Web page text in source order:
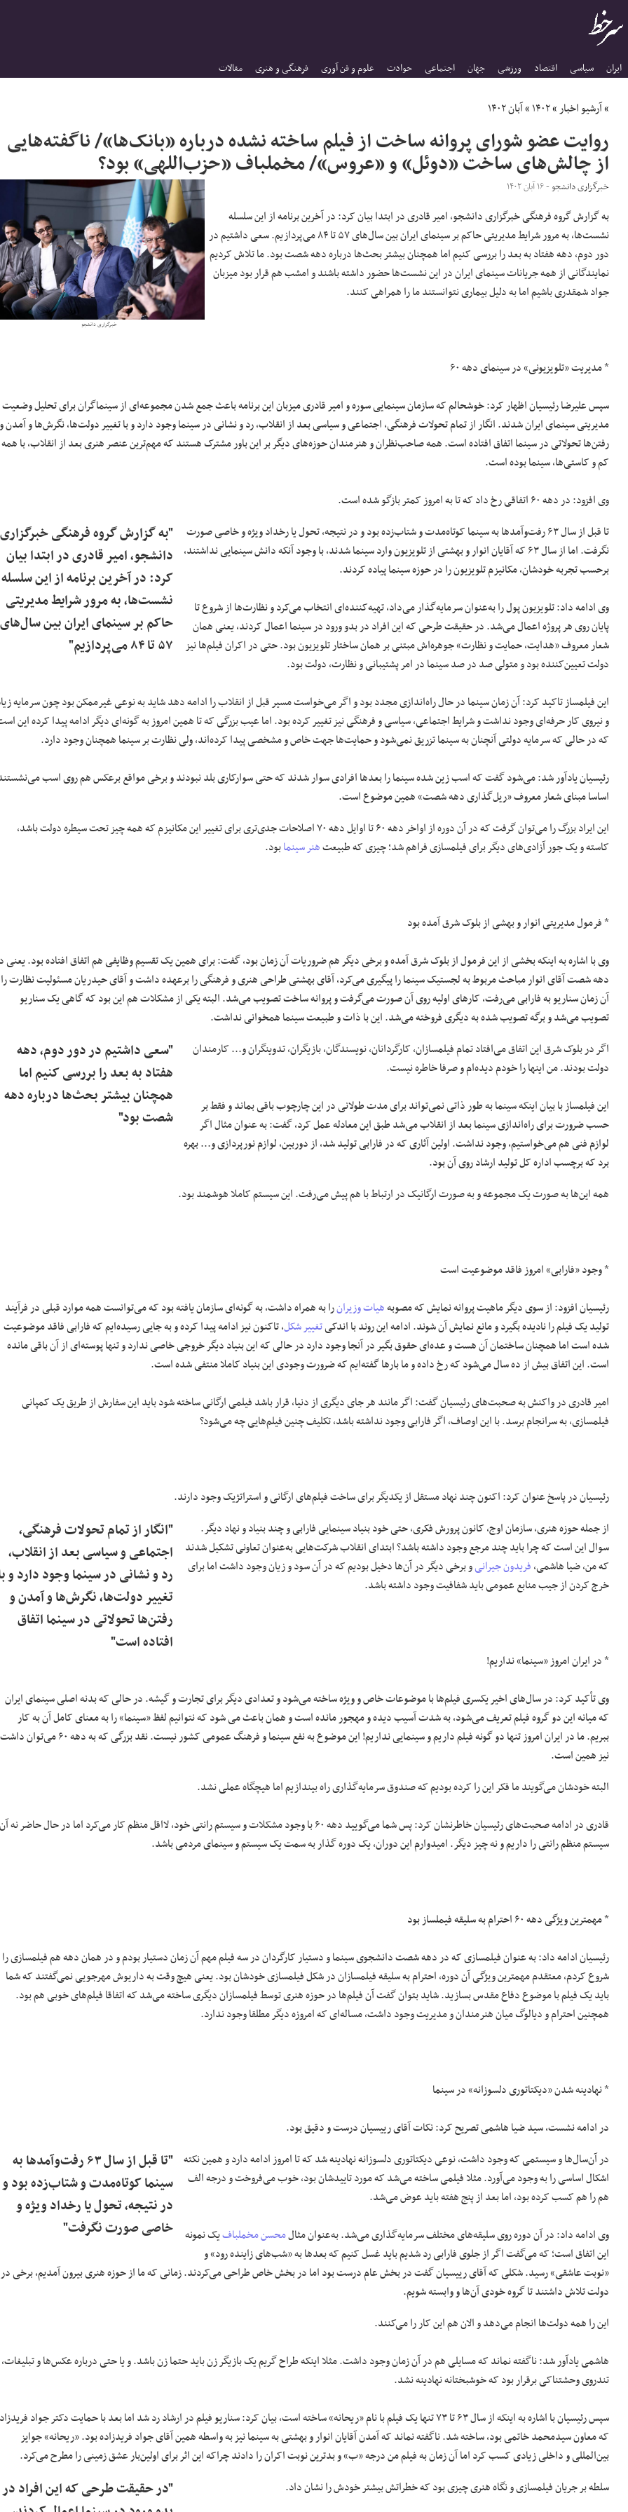
ایران سیاسی اقتصاد ورزشی جهان اجتماعی حوادث علوم و فن آوری فرهنگی و هنری مقالات
»آرشیو اخبار»۱۴۰۲»آبان ۱۴۰۲
روایت عضو شورای پروانه ساخت از فیلم ساخته نشده درباره «بانک‌ها»/ ناگفته‌هایی
از چالش‌های ساخت «دوئل» و «عروس»/ مخملباف «حزب‌اللهی» بود؟
خبرگزاری دانشجو
خبرگزاری دانشجو- ۱۶ آبان ۱۴۰۲
به گزارش گروه فرهنگی خبرگزاری دانشجو، امیر قادری در ابتدا بیان کرد: در آخرین برنامه از این سلسله
نشست‌ها، به مرور شرایط مدیریتی حاکم بر سینمای ایران بین سال‌های ۵۷ تا ۸۴ می‌پردازیم. سعی داشتیم در
دور دوم، دهه هفتاد به بعد را بررسی کنیم اما همچنان بیشتر بحث‌ها درباره دهه شصت بود. ما تلاش کردیم
نمایندگانی از همه جریانات سینمای ایران در این نشست‌ها حضور داشته باشند و امشب هم قرار بود میزبان
جواد شمقدری باشیم اما به دلیل بیماری نتوانستند ما را همراهی کنند.
* مدیریت «تلویزیونی»‌ در سینمای دهه ۶۰
سپس علیرضا رئیسیان اظهار کرد: خوشحالم که سازمان سینمایی سوره و امیر قادری میزبان این برنامه باعث جمع شدن مجموعه‌ای از سینماگران برای تحلیل وضعیت
مدیریتی سینمای ایران شدند. انگار از تمام تحولات فرهنگی، اجتماعی و سیاسی بعد از انقلاب، رد و نشانی در سینما وجود دارد و با تغییر دولت‌ها، نگرش‌ها و آمدن و
رفتن‌ها تحولاتی در سینما اتفاق افتاده است. همه صاحب‌نظران و هنرمندان حوزه‌های دیگر بر این باور مشترک هستند که مهم‌ترین عنصر هنری بعد از انقلاب، با همه
کم و کاستی‌ها، سینما بوده است.
وی افزود: در دهه ۶۰ اتفاقی رخ داد که تا به امروز کمتر بازگو شده است.
"به گزارش گروه فرهنگی خبرگزاری
دانشجو، امیر قادری در ابتدا بیان
کرد: در آخرین برنامه از این سلسله
نشست‌ها، به مرور شرایط مدیریتی
حاکم بر سینمای ایران بین سال‌های
۵۷ تا ۸۴ می‌پردازیم"
تا قبل از سال ۶۳ رفت‌وآمدها به سینما کوتاه‌مدت و شتاب‌زده بود و در نتیجه، تحول یا رخداد ویژه‌ و خاصی صورت
نگرفت. اما از سال ۶۳ که آقایان انوار و بهشتی از تلویزیون وارد سینما شدند، با وجود آنکه دانش سینمایی نداشتند،
برحسب تجربه خودشان، مکانیزم تلویزیون را در حوزه سینما پیاده کردند.
وی ادامه داد: تلویزیون پول را به‌عنوان سرمایه‌گذار می‌داد، تهیه‌کننده‌ای انتخاب می‌کرد و نظارت‌ها از شروع تا
پایان روی هر پروژه اعمال می‌شد. در حقیقت طرحی که این افراد در بدو ورود در سینما اعمال کردند، یعنی همان
شعار معروف «هدایت، حمایت و نظارت» جوهره‌اش مبتنی بر همان ساختار تلویزیون بود. حتی در اکران فیلم‌ها نیز
دولت تعیین‌کننده بود و متولی صد در صد سینما در امر پشتیبانی و نظارت، دولت بود.
این فیلمساز تاکید کرد: آن زمان سینما در حال راه‌اندازی مجدد بود و اگر می‌خواست مسیر قبل از انقلاب را ادامه دهد شاید به نوعی غیرممکن بود چون سرمایه
و نیروی کار حرفه‌ای وجود نداشت و شرایط اجتماعی، سیاسی و فرهنگی نیز تغییر کرده بود. اما عیب بزرگی که تا همین امروز به گونه‌ای دیگر ادامه پیدا کرده این
که در حالی که سرمایه دولتی آنچنان به سینما تزریق نمی‌شود و حمایت‌ها جهت خاص و مشخصی پیدا کرده‌اند، ولی نظارت بر سینما همچنان وجود دارد.
رئیسیان یادآور شد: می‌شود گفت که اسب زین شده سینما را بعدها افرادی سوار شدند که حتی سوارکاری بلد نبودند و برخی مواقع برعکس هم روی اسب
اساسا مبنای شعار معروف «ریل‌گذاری دهه شصت» همین موضوع است.
این ایراد بزرگ را می‌توان گرفت که در آن دوره از اواخر دهه ۶۰ تا اوایل دهه ۷۰ اصلاحات جدی‌تری برای تغییر این مکانیزم که همه چیز تحت سیطره دولت باشد،
کاسته و یک جور آزادی‌های دیگر برای فیلمسازی فراهم شد؛ چیزی که طبیعتهنر سینمابود.
* فرمول مدیریتی انوار و بهشی از بلوک شرق آمده بود
وی با اشاره به اینکه بخشی از این فرمول از بلوک شرق آمده و برخی دیگر هم ضروریات آن زمان بود، گفت: برای همین یک تقسیم وظایفی هم اتفاق افتاده بود. یعنی
دهه شصت آقای انوار مباحث مربوط به لجستیک سینما را پیگیری می‌کرد، آقای بهشتی طراحی هنری و فرهنگی را برعهده داشت و آقای حیدریان مسئولیت نظارت
آن زمان سناریو به فارابی می‌رفت، کارهای اولیه روی آن صورت می‌گرفت و پروانه ساخت تصویب می‌شد. البته یکی از مشکلات هم این بود که گاهی یک سناریو
تصویب می‌شد و برگه تصویب شده به دیگری فروخته می‌شد. این با ذات و طبیعت سینما همخوانی نداشت.
"سعی داشتیم در دور دوم، دهه
هفتاد به بعد را بررسی کنیم اما
همچنان بیشتر بحث‌ها درباره دهه
شصت بود"
اگر در بلوک شرق این اتفاق می‌افتاد تمام فیلمسازان، کارگردانان، نویسندگان، بازیگران، تدوینگران و... کارمندان
دولت بودند. من اینها را خودم دیده‌ام و صرفا خاطره نیست.
این فیلمساز با بیان اینکه سینما به طور ذاتی نمی‌تواند برای مدت طولانی در این چارچوب باقی بماند و فقط بر
حسب ضرورت برای راه‌اندازی سینما بعد از انقلاب می‌شد طبق این معادله عمل کرد، گفت: به عنوان مثال اگر
لوازم فنی هم می‌خواستیم، وجود نداشت. اولین آثاری که در فارابی تولید شد، از دوربین، لوازم نورپردازی و... بهره
برد که برچسب اداره کل تولید ارشاد روی آن بود.
همه این‌ها به صورت یک مجموعه و به صورت ارگانیک در ارتباط با هم پیش می‌رفت. این سیستم کاملا هوشمند بود.
* وجود «فارابی»‌ امروز فاقد موضوعیت است
رئیسیان افزود: از سوی دیگر ماهیت پروانه نمایش که مصوبههیات وزیرانرا به همراه داشت، به گونه‌ای سازمان یافته بود که می‌توانست همه موارد قبلی در فرآیند
تولید یک فیلم را نادیده بگیرد و مانع نمایش آن شوند. ادامه این روند با اندکیتغییر شکل، تاکنون نیز ادامه پیدا کرده و به جایی رسیده‌ایم که فارابی فاقد موضوعیت
شده است اما همچنان ساختمان آن هست و عده‌ای حقوق بگیر در آنجا وجود دارد در حالی که این بنیاد دیگر خروجی خاصی ندارد و تنها پوسته‌ای از آن باقی مانده
است. این اتفاق بیش از ده سال می‌شود که رخ داده و ما بارها گفته‌‌ایم که ضرورت وجودی این بنیاد کاملا منتفی شده است.
امیر قادری در واکنش به صحبت‌های رئیسیان گفت: اگر مانند هر جای دیگری از دنیا، قرار باشد فیلمی ارگانی ساخته شود باید این سفارش از طریق یک کمپانی
فیلمسازی، به سرانجام برسد. با این اوصاف، اگر فارابی وجود نداشته باشد، تکلیف چنین فیلم‌هایی چه می‌شود؟
رئیسیان در پاسخ عنوان کرد: اکنون چند نهاد مستقل از یکدیگر برای ساخت فیلم‌های ارگانی و استراتژیک وجود دارند.
"انگار از تمام تحولات فرهنگی،
اجتماعی و سیاسی بعد از انقلاب،
رد و نشانی در سینما وجود دارد و
تغییر دولت‌ها، نگرش‌ها و آمدن و
رفتن‌ها تحولاتی در سینما اتفاق
افتاده است"
از جمله حوزه هنری، سازمان اوج، کانون پرورش فکری، حتی خود بنیاد سینمایی فارابی و چند بنیاد و نهاد دیگر.
سوال این است که چرا باید چند مرجع وجود داشته باشد؟ ابتدای انقلاب شرکت‌هایی به‌عنوان تعاونی تشکیل شدند
که من، ضیا هاشمی،فریدون جیرانیو برخی دیگر در آن‌ها دخیل بودیم که در آن سود و زیان وجود داشت اما برای
خرج کردن از جیب منابع عمومی باید شفافیت وجود داشته باشد.
* در ایران امروز «سینما» نداریم!
وی تأکید کرد: در سال‌های اخیر یکسری فیلم‌ها با موضوعات خاص و ویژه ساخته می‌شود و تعدادی دیگر برای تجارت و گیشه. در حالی که بدنه اصلی سینمای ایران
که میانه این دو گروه فیلم تعریف می‌شود، به شدت آسیب دیده و مهجور مانده است و همان باعث می شود که نتوانیم لفظ «سینما» را به معنای کامل آن به کار
ببریم. ما در ایران امروز تنها دو گونه فیلم داریم و سینمایی نداریم! این موضوع به نفع سینما و فرهنگ عمومی کشور نیست. نقد بزرگی که به دهه ۶۰ می‌توان داشت
نیز همین است.
البته خودشان می‌گویند ما فکر این را کرده بودیم که صندوق سرمایه‌گذاری راه بیندازیم اما هیچگاه عملی نشد.
قادری در ادامه صحبت‌های رئیسیان خاطرنشان کرد: پس شما می‌گویید دهه ۶۰ با وجود مشکلات و سیستم رانتی خود، لااقل منظم کار می‌کرد اما در حال حاضر نه آن
سیستم منظم رانتی را داریم و نه چیز دیگر. امیدوارم این دوران، یک دوره گذار به سمت یک سیستم و سینمای مردمی باشد.
* مهمترین ویژگی دهه ۶۰ احترام به سلیقه فیملساز بود
رئیسیان ادامه داد: به عنوان فیلمسازی که در دهه شصت دانشجوی سینما و دستیار کارگردان در سه فیلم مهم آن زمان دستیار بودم و در همان دهه هم فیلمسازی را
شروع کردم، معتقدم مهمترین ویژگی آن دوره، احترام به سلیقه‌ فیلمسازان در شکل فیلمسازی خودشان بود. یعنی هیچ وقت به داریوش مهرجویی نمی‌گفتند که شما
باید یک فیلم با موضوع دفاع مقدس بسازید. شاید بتوان گفت آن فیلم‌ها در حوزه هنری توسط فیلمسازان دیگری ساخته می‌شد که اتفاقا فیلم‌های خوبی هم بود.
همچنین احترام و دیالوگ میان هنرمندان و مدیریت وجود داشت، مساله‌ای که امروزه دیگر مطلقا وجود ندارد.
* نهادینه شدن «دیکتاتوری دلسوزانه» در سینما
در ادامه نشست، سید ضیا هاشمی تصریح کرد: نکات آقای رییسیان درست و دقیق بود.
"تا قبل از سال ۶۳ رفت‌وآمدها به
سینما کوتاه‌مدت و شتاب‌زده بود و
در نتیجه، تحول یا رخداد ویژه‌ و
خاصی صورت نگرفت"
در آن‌‌سال‌ها و سیستمی که وجود داشت، نوعی دیکتاتوری دلسوزانه نهادینه شد که تا امروز ادامه دارد و همین نکته
اشکال اساسی را به وجود می‌آورد. مثلا فیلمی ساخته می‌شد که مورد تاییدشان بود، خوب می‌فروخت و درجه الف
هم را هم کسب کرده بود، اما بعد از پنج هفته باید عوض می‌شد.
وی ادامه داد: در آن دوره روی سلیقه‌های مختلف سرمایه‌گذاری می‌شد. به‌عنوان مثالمحسن مخملبافیک نمونه
این اتفاق است؛ که می‌گفت اگر از جلوی فارابی رد شدیم باید غسل کنیم که بعدها به «شب‌های زاینده رود» و
«نوبت عاشقی» رسید. شکلی که آقای رییسیان گفت در بخش عام درست بود اما در بخش خاص طراحی می‌کردند. زمانی که ما از حوزه هنری بیرون آمدیم، برخی در
دولت تلاش داشتند تا گروه خودی آن‌ها و وابسته شویم.
این را همه دولت‌ها انجام می‌دهد و الان هم این کار را می‌کنند.
هاشمی یادآور شد: ناگفته نماند که مسایلی هم در آن زمان وجود داشت. مثلا اینکه طراح گریم یک بازیگر زن باید حتما زن باشد. و یا حتی درباره عکس‌ها و تبلیغات،
تندروی وحشتناکی برقرار بود که خوشبختانه نهادینه نشد.
سپس رئیسیان با اشاره به اینکه از سال ۶۳ تا ۷۳ تنها یک فیلم با نام «ریحانه» ساخته است، بیان کرد: سناریو فیلم در ارشاد رد شد اما بعد با حمایت دکتر جواد
که معاون سیدمحمد خاتمی بود، ساخته شد. ناگفته نماند که آمدن آقایان انوار و بهشتی به سینما نیز به واسطه همین آقای جواد فریدزاده بود. «ریحانه» جوایز
بین‌المللی و داخلی زیادی کسب کرد اما آن زمان به فیلم من درجه «ب» و بدترین نوبت اکران را دادند چراکه این اثر برای اولین‌بار عشق زمینی را مطرح می‌کرد.
"در حقیقت طرحی که این افراد در
سلطه بر جریان فیلمسازی و نگاه هنری چیزی بود که خطراتش بیشتر خودش را نشان داد.